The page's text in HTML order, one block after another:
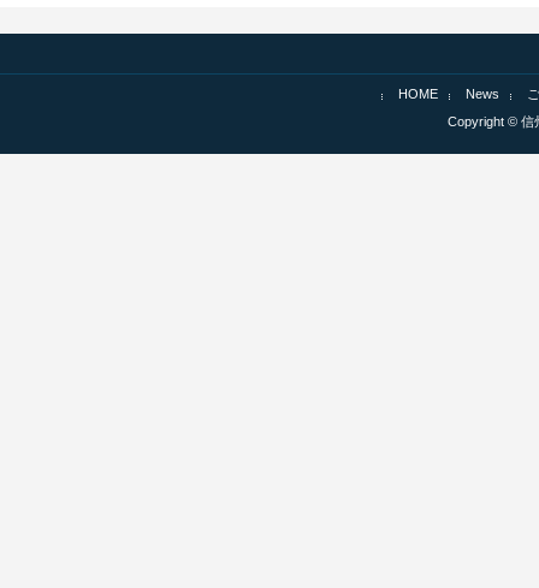
HOME News
Copyright © 信